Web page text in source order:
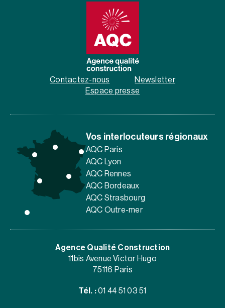
Contactez-nous
Newsletter
Espace presse
Vos interlocuteurs régionaux
AQC Paris
AQC Lyon
AQC Rennes
AQC Bordeaux
AQC Strasbourg
AQC Outre-mer
Agence Qualité Construction
11bis Avenue Victor Hugo
75116 Paris
Tél. : 01 44 51 03 51